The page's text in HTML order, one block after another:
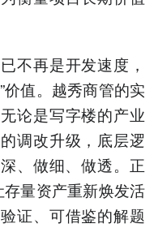
不再是开发速度，
价值。越秀商管的实
论是写字楼的产业
调改升级，底层逻
、做细、做透。正
存量资产重新焕发活
证、可借鉴的解题